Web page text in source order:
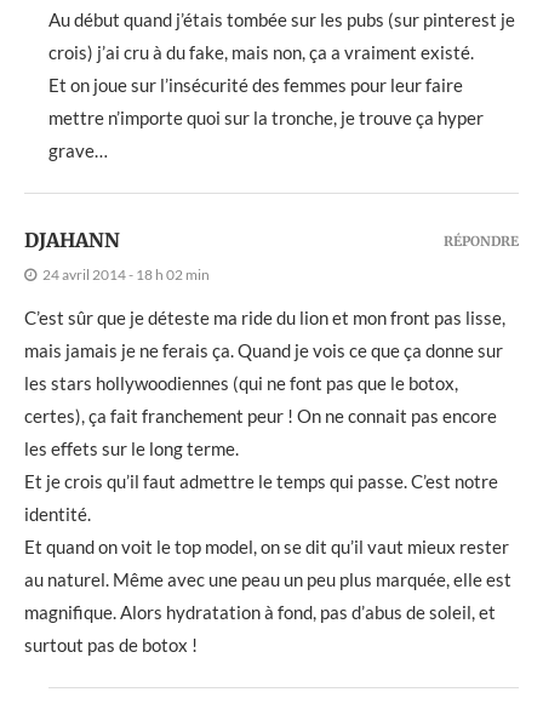
Au début quand j’étais tombée sur les pubs (sur pinterest je
crois) j’ai cru à du fake, mais non, ça a vraiment existé.
Et on joue sur l’insécurité des femmes pour leur faire
mettre n’importe quoi sur la tronche, je trouve ça hyper
grave…
DJAHANN
24 avril 2014 - 18 h 02 min
C’est sûr que je déteste ma ride du lion et mon front pas lisse,
mais jamais je ne ferais ça. Quand je vois ce que ça donne sur
les stars hollywoodiennes (qui ne font pas que le botox,
certes), ça fait franchement peur ! On ne connait pas encore
les effets sur le long terme.
Et je crois qu’il faut admettre le temps qui passe. C’est notre
identité.
Et quand on voit le top model, on se dit qu’il vaut mieux rester
au naturel. Même avec une peau un peu plus marquée, elle est
magnifique. Alors hydratation à fond, pas d’abus de soleil, et
surtout pas de botox !
RÉPONDRE